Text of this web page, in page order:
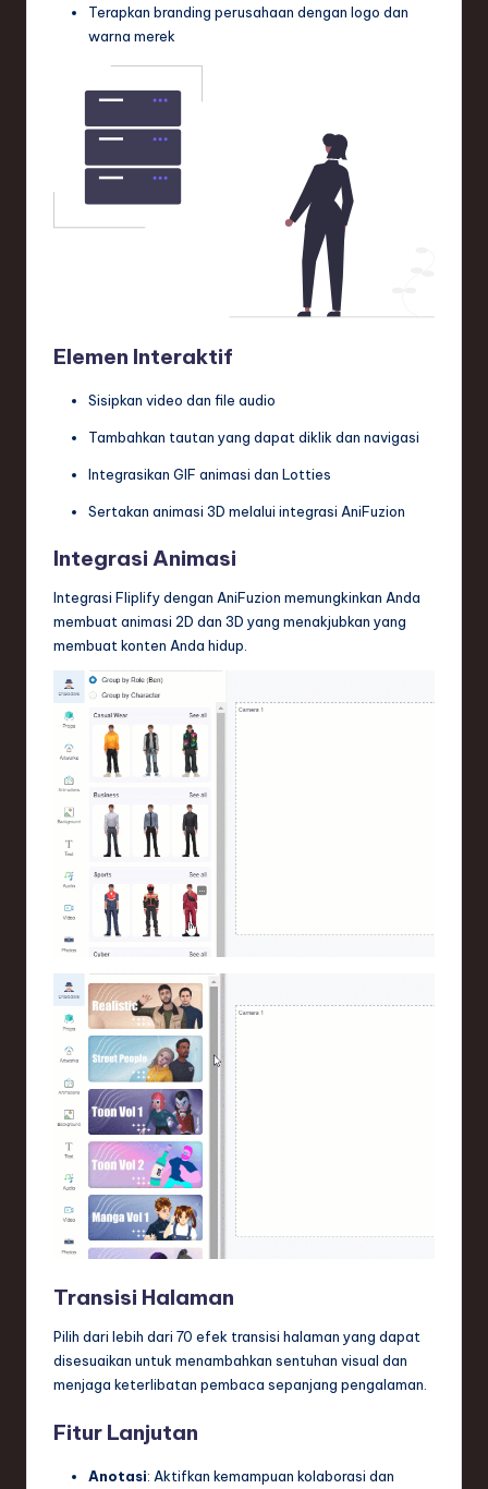
Terapkan branding perusahaan dengan logo dan
warna merek
Elemen Interaktif
Sisipkan video dan file audio
Tambahkan tautan yang dapat diklik dan navigasi
Integrasikan GIF animasi dan Lotties
Sertakan animasi 3D melalui integrasi AniFuzion
Integrasi Animasi
Integrasi Fliplify dengan AniFuzion memungkinkan Anda
membuat animasi 2D dan 3D yang menakjubkan yang
membuat konten Anda hidup.
Transisi Halaman
Pilih dari lebih dari 70 efek transisi halaman yang dapat
disesuaikan untuk menambahkan sentuhan visual dan
menjaga keterlibatan pembaca sepanjang pengalaman.
Fitur Lanjutan
Anotasi: Aktifkan kemampuan kolaborasi dan